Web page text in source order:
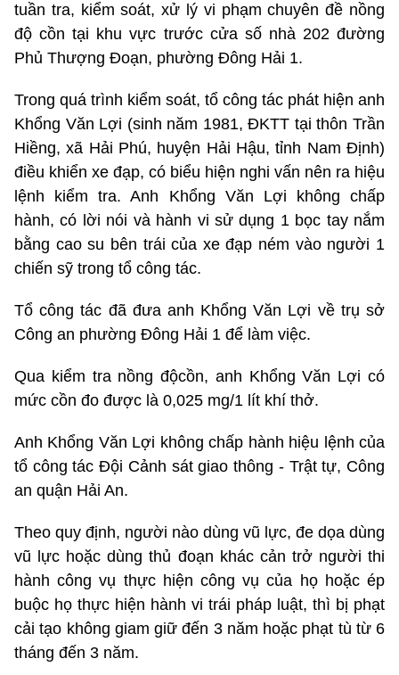
tuần tra, kiểm soát, xử lý vi phạm chuyên đề nồng
độ cồn tại khu vực trước cửa số nhà 202 đường
Phủ Thượng Đoạn, phường Đông Hải 1.
Trong quá trình kiểm soát, tổ công tác phát hiện anh
Khổng Văn Lợi (sinh năm 1981, ĐKTT tại thôn Trần
Hiềng, xã Hải Phú, huyện Hải Hậu, tỉnh Nam Định)
điều khiển xe đạp, có biểu hiện nghi vấn nên ra hiệu
lệnh kiểm tra. Anh Khổng Văn Lợi không chấp
hành, có lời nói và hành vi sử dụng 1 bọc tay nắm
bằng cao su bên trái của xe đạp ném vào người 1
chiến sỹ trong tổ công tác.
Tổ công tác đã đưa anh Khổng Văn Lợi về trụ sở
Công an phường Đông Hải 1 để làm việc.
Qua kiểm tra nồng độcồn, anh Khổng Văn Lợi có
mức cồn đo được là 0,025 mg/1 lít khí thở.
Anh Khổng Văn Lợi không chấp hành hiệu lệnh của
tổ công tác Đội Cảnh sát giao thông - Trật tự, Công
an quận Hải An.
Theo quy định, người nào dùng vũ lực, đe dọa dùng
vũ lực hoặc dùng thủ đoạn khác cản trở người thi
hành công vụ thực hiện công vụ của họ hoặc ép
buộc họ thực hiện hành vi trái pháp luật, thì bị phạt
cải tạo không giam giữ đến 3 năm hoặc phạt tù từ 6
tháng đến 3 năm.